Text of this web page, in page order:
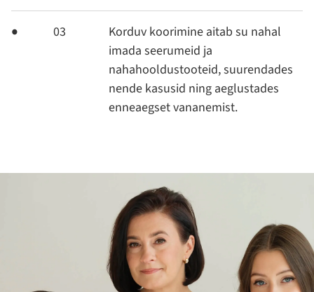
03
Korduv koorimine aitab su nahal
imada seerumeid ja
nahahooldustooteid, suurendades
nende kasusid ning aeglustades
enneaegset vananemist.